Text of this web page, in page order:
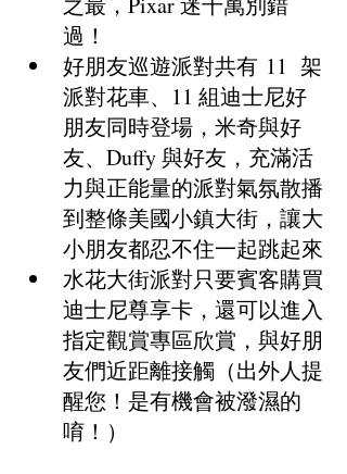
過！
好朋友巡遊派對共有 11  架
派對花車、11 組迪士尼好
朋友同時登場，米奇與好
友、Duffy 與好友，充滿活
力與正能量的派對氣氛散播
到整條美國小鎮大街，讓大
小朋友都忍不住一起跳起來
水花大街派對只要賓客購買
迪士尼尊享卡，還可以進入
指定觀賞專區欣賞，與好朋
友們近距離接觸（出外人提
醒您！是有機會被潑濕的
唷！）